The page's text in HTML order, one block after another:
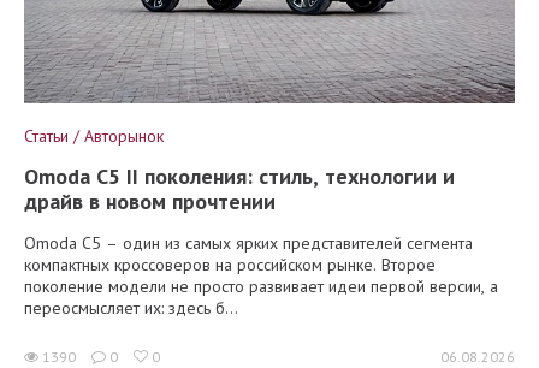
Статьи / Авторынок
Omoda C5 II поколения: стиль, технологии и
драйв в новом прочтении
Omoda C5 – один из самых ярких представителей сегмента
компактных кроссоверов на российском рынке. Второе
поколение модели не просто развивает идеи первой версии, а
переосмысляет их: здесь б...
1390 0 0 06.08.2026